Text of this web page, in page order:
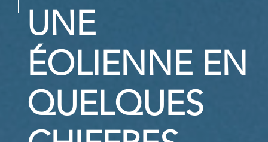
UNE
ÉOLIENNE EN
QUELQUES